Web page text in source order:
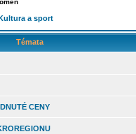
a sport
Témata
CENY